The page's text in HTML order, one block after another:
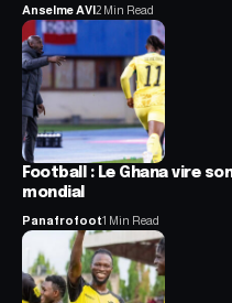
Anselme AVI 2 Min Read
Football : Le Ghana vire
mondial
Panafrofoot1 Min Read